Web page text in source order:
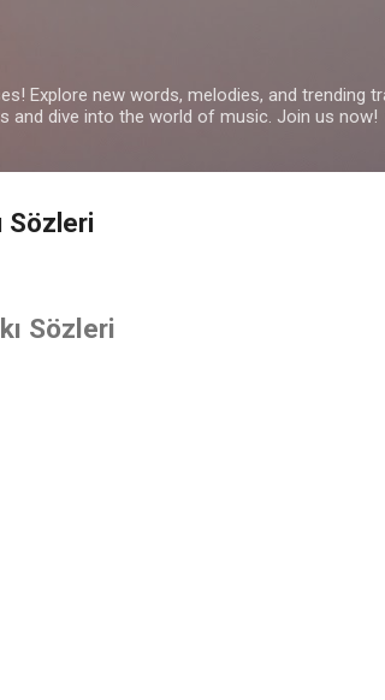
Explore new words, melodies, and trending
dive into the world of music. Join us now!
Sözleri
Sözleri